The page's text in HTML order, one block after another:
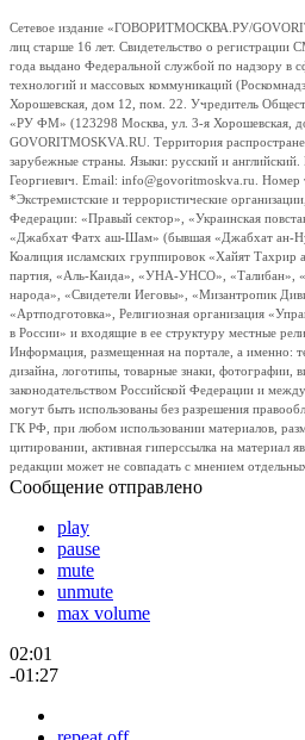
Сетевое издание «ГОВОРИТМОСКВА.РУ/
лиц старше 16 лет. Свидетельство о
года выдано Федеральной службой по надзору в
технологий и массовых коммуникаций
Хорошевская, дом 12, пом. 22. Учредитель
«РУ ФМ» (123298 Москва, ул. 3-я Хорошевская,
GOVORITMOSKVA.RU. Территория
зарубежные страны. Языки: русский и
Георгиевич. Email: info@govoritmoskva.ru. Номер
*Экстремистские и террористические
Федерации: «Правый сектор», «Украинская
«Джабхат Фатх аш-Шам» (бывшая «Джабхат ан-
Коалиция исламских группировок «Хайят
партия, «Аль-Каида», «УНА-УНСО», «Талибан»,
народа», «Свидетели Иеговы», «Мизантропик
«Артподготовка», Религиозная организация
в России» и входящие в ее структуру местные
Информация, размещенная на портале, а именно:
дизайна, логотипы, товарные знаки, фотографии,
законодательством Российской Федерации и
могут быть использованы без разрешения
ГК РФ, при любом использовании материалов,
цитировании, активная гиперссылка на материал
редакции может не совпадать с мнением
Сообщение отправлено
play
pause
mute
unmute
max volume
02:01
-01:27